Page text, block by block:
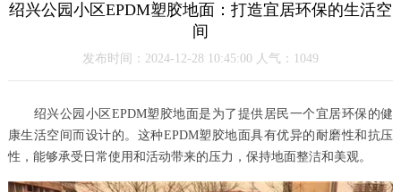
绍兴公园小区EPDM塑胶地面：打造宜居环保的生活空
间
发布时间：2024-12-28 10:45:00 人气：1049
绍兴公园小区EPDM塑胶地面是为了提供居民一个宜居环保的健
康生活空间而设计的。这种EPDM塑胶地面具有优异的耐磨性和抗压
性，能够承受日常使用和活动带来的压力，保持地面整洁和美观。